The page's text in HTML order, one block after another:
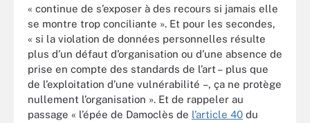
« continue de s’exposer à des recours si jamais elle
se montre trop conciliante ». Et pour les secondes,
« si la violation de données personnelles résulte
plus d’un défaut d’organisation ou d’une absence de
prise en compte des standards de l’art – plus que
de l’exploitation d’une vulnérabilité –, ça ne protège
nullement l’organisation ». Et de rappeler au
passage « l’épée de Damoclès de l’article 40 du